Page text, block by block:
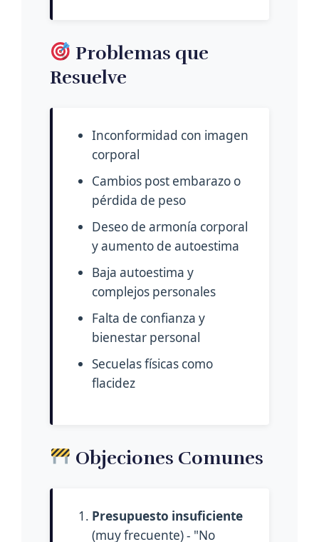
Problemas que
Resuelve
Inconformidad con imagen
corporal
Cambios post embarazo o
pérdida de peso
Deseo de armonía corporal
y aumento de autoestima
Baja autoestima y
complejos personales
Falta de confianza y
bienestar personal
Secuelas físicas como
flacidez
Objeciones Comunes
Presupuesto insuficiente
(muy frecuente) - "No